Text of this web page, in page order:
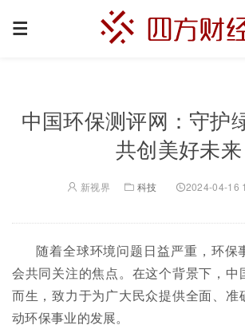
中国环保测评网：守护
共创美好未来
新视界 科技 2024-04-16
随着全球环境问题日益严重，环保
会共同关注的焦点。在这个背景下，中
而生，致力于为广大民众提供全面、准
动环保事业的发展。